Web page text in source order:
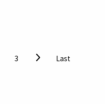
3 Last